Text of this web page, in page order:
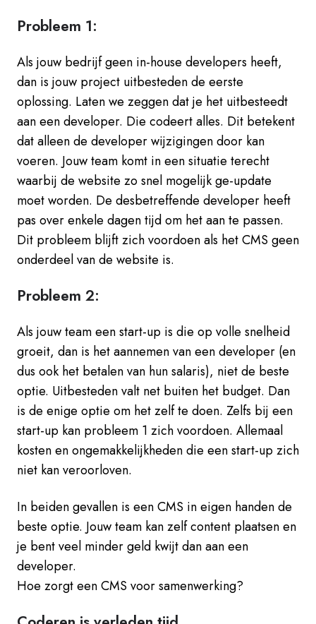
Probleem 1:
Als jouw bedrijf geen in-house developers heeft,
dan is jouw project uitbesteden de eerste
oplossing. Laten we zeggen dat je het uitbesteedt
aan een developer. Die codeert alles. Dit betekent
dat alleen de developer wijzigingen door kan
voeren. Jouw team komt in een situatie terecht
waarbij de website zo snel mogelijk ge-update
moet worden. De desbetreffende developer heeft
pas over enkele dagen tijd om het aan te passen.
Dit probleem blijft zich voordoen als het CMS geen
onderdeel van de website is.
Probleem 2:
Als jouw team een start-up is die op volle snelheid
groeit, dan is het aannemen van een developer (en
dus ook het betalen van hun salaris), niet de beste
optie. Uitbesteden valt net buiten het budget. Dan
is de enige optie om het zelf te doen. Zelfs bij een
start-up kan probleem 1 zich voordoen. Allemaal
kosten en ongemakkelijkheden die een start-up zich
niet kan veroorloven.
In beiden gevallen is een CMS in eigen handen de
beste optie. Jouw team kan zelf content plaatsen en
je bent veel minder geld kwijt dan aan een
developer.
Hoe zorgt een CMS voor samenwerking?